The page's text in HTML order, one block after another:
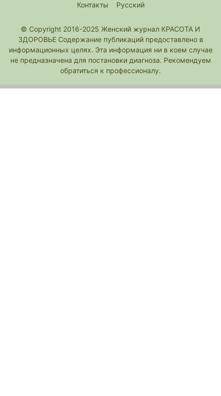
Контакты Русский
© Copyright 2016-2025 Женский журнал КРАСОТА И
ЗДОРОВЬЕ Содержание публикаций предоставлено в
информационных целях. Эта информация ни в коем случае
не предназначена для постановки диагноза. Рекомендуем
обратиться к профессионалу.